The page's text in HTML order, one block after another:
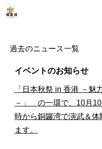
​過去のニュース一覧
イベントのお知らせ
「日本秋祭 in 香港 －魅
－」 の一環で、10月
時から銅鑼湾で演武＆体
ます。